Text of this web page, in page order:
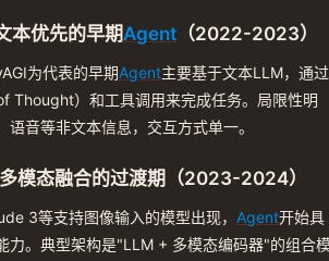
本优先的早期Agent （2022-2023）
为代表的早期Agent主要基于文本LLM，通过
Thought）和工具调用来完成任务。局限性明
语音等非文本信息，交互方式单一。
模态融合的过渡期（2023-2024）
3等支持图像输入的模型出现， Agent开始具
力。典型架构是"LLM + 多模态编码器"的组合